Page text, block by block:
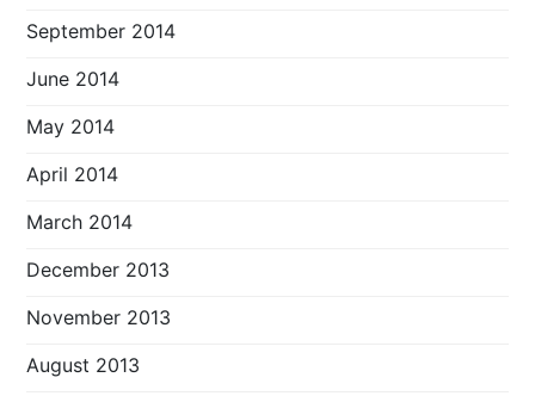
September 2014
June 2014
May 2014
April 2014
March 2014
December 2013
November 2013
August 2013